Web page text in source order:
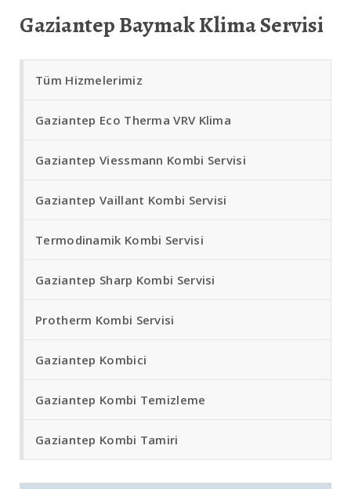
Gaziantep Baymak Klima Servisi
Tüm Hizmelerimiz
Gaziantep Eco Therma VRV Klima
Gaziantep Viessmann Kombi Servisi
Gaziantep Vaillant Kombi Servisi
Termodinamik Kombi Servisi
Gaziantep Sharp Kombi Servisi
Protherm Kombi Servisi
Gaziantep Kombici
Gaziantep Kombi Temizleme
Gaziantep Kombi Tamiri